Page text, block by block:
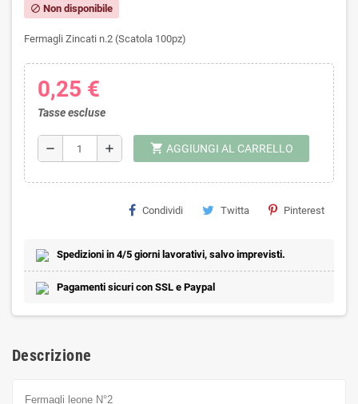
block Non disponibile
Fermagli Zincati n.2 (Scatola 100pz)
0,25 €
Tasse escluse
remove add shopping_cart AGGIUNGI AL CARRELLO
Condividi Twitta Pinterest
Spedizioni in 4/5 giorni lavorativi, salvo imprevisti.
Pagamenti sicuri con SSL e Paypal
Descrizione
Fermagli leone N°2